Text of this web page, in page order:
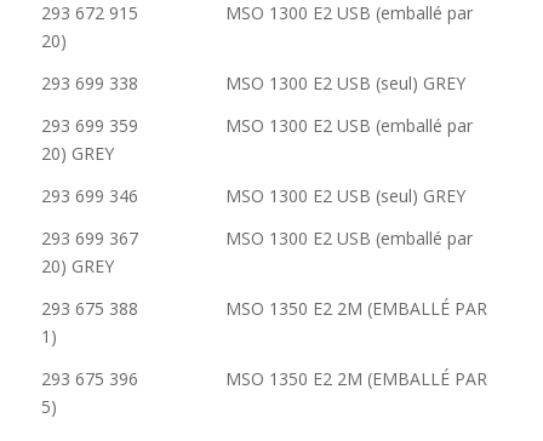
293 672 915 MSO 1300 E2 USB (emballé par
20)
293 699 338 MSO 1300 E2 USB (seul) GREY
293 699 359 MSO 1300 E2 USB (emballé par
20) GREY
293 699 346 MSO 1300 E2 USB (seul) GREY
293 699 367 MSO 1300 E2 USB (emballé par
20) GREY
293 675 388 MSO 1350 E2 2M (EMBALLÉ PAR
1)
293 675 396 MSO 1350 E2 2M (EMBALLÉ PAR
5)